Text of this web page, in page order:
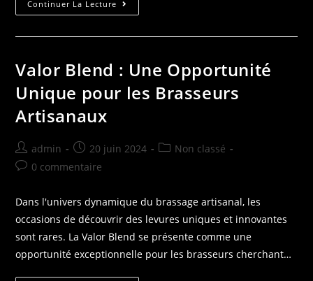
Continuer La Lecture
Valor Blend : Une Opportunité
Unique pour les Brasseurs
Artisanaux
admin 20 juin 2024
Non classé
0 commentaire
Dans l'univers dynamique du brassage artisanal, les
occasions de découvrir des levures uniques et innovantes
sont rares. La Valor Blend se présente comme une
opportunité exceptionnelle pour les brasseurs cherchant…